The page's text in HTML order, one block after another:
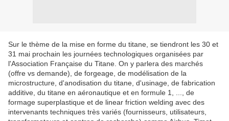
Sur le thème de la mise en forme du titane, se tiendront les 30 et
31 mai prochain les journées technologiques organisées par
l'Association Française du Titane. On y parlera des marchés
(offre vs demande), de forgeage, de modélisation de la
microstructure, d'anodisation du titane, d'usinage, de fabrication
additive, du titane en aéronautique et en formule 1, ..., de
formage superplastique et de linear friction welding avec des
intervenants techniques très variés (fournisseurs, utilisateurs,